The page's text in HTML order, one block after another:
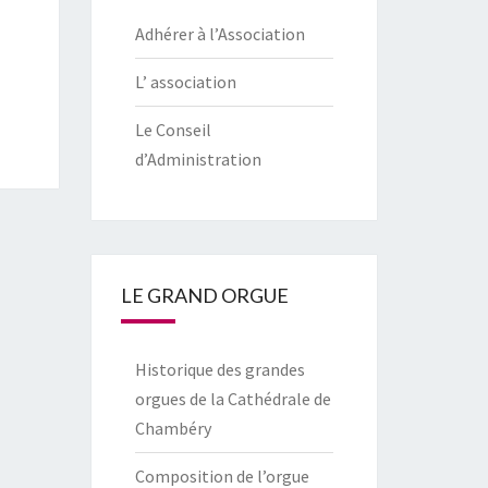
Adhérer à l’Association
L’ association
Le Conseil
d’Administration
LE GRAND ORGUE
Historique des grandes
orgues de la Cathédrale de
Chambéry
Composition de l’orgue